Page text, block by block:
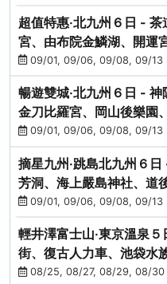
超值特惠‧北九州６日 -
宮、由布院金鱗湖、開運
饌-台中出發
09/01, 09/06, 09/08, 09/13
暢遊雙城‧北九州６日 - 神
金刀比羅宮、岡山後樂園
中出發
09/01, 09/06, 09/08, 09/13
摘星九州‧跳島北九州６
芳洞、海上嚴島神社、道
中出發
09/01, 09/06, 09/08, 09/13
輕井澤富士山‧東京溫泉
街、復古人力車、池袋水
鮮食放題
08/25, 08/27, 08/29, 08/30